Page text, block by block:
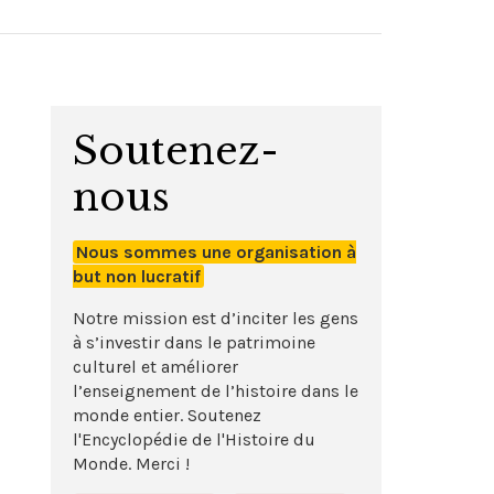
Soutenez-
nous
Nous sommes une organisation à
but non lucratif
Notre mission est d’inciter les gens
à s’investir dans le patrimoine
culturel et améliorer
l’enseignement de l’histoire dans le
monde entier. Soutenez
l'Encyclopédie de l'Histoire du
Monde. Merci !